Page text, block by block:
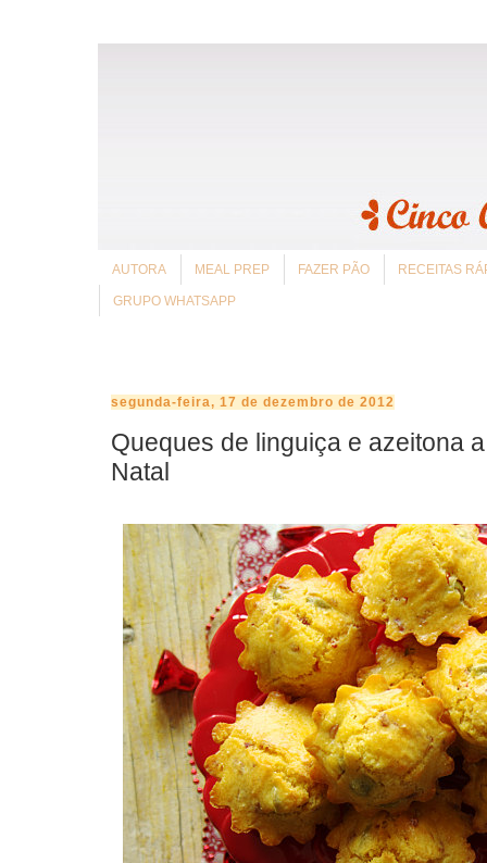
AUTORA MEAL PREP FAZER PÃO RECEITAS
GRUPO WHATSAPP
segunda-feira, 17 de dezembro de 2012
Queques de linguiça e azeitona
Natal
COMPRAR LIVRO COMPRAR LIVRO